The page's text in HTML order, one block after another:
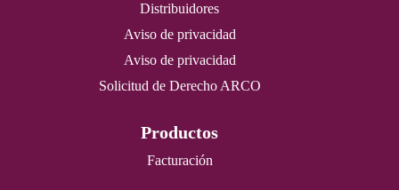
Distribuidores
Aviso de privacidad
Aviso de privacidad
Solicitud de Derecho ARCO
Productos
Facturación